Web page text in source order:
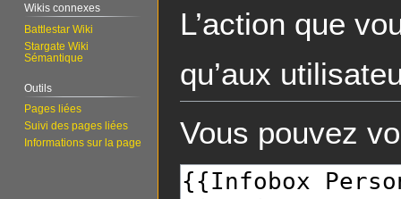
L’action que
qu’aux
Vous pouvez
Wikis connexes
Battlestar Wiki
Stargate Wiki
Sémantique
Outils
Pages liées
Suivi des pages liées
Informations sur la page